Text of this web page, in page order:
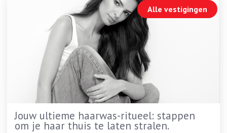
Alle vestigingen
Jouw ultieme haarwas-ritueel: stappen
om je haar thuis te laten stralen.